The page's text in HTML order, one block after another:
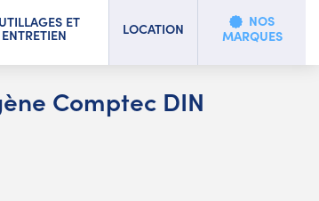
ET
ENTRETIEN LOCATION
NOS
MARQUES
Comptec DIN